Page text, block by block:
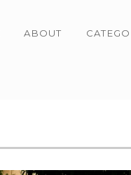
ABOUT